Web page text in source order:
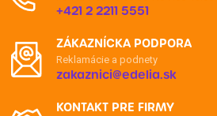
+421 2 2211 5551
ZÁKAZNÍCKA PODPORA
Reklamácie a podnety
zakaznici@edelia.sk
KONTAKT PRE FIRMY